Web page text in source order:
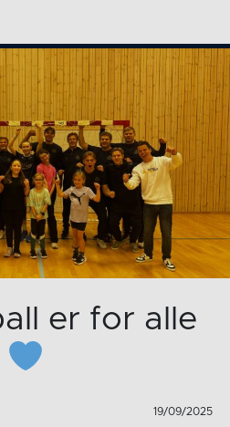
er for alle
19/09/2025